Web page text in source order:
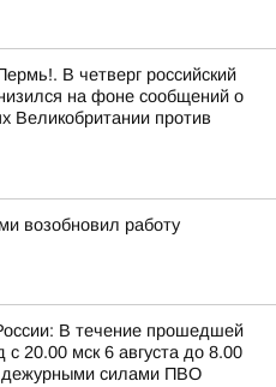
В четверг российский
на фоне сообщений о
Великобритании против
возобновил работу
В течение прошедшей
с 20.00 мск 6 августа до 8.00
дежурными силами ПВО